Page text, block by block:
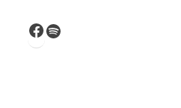
Facebook
Spotify